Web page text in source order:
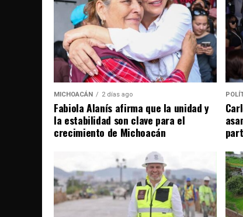
MICHOACÁN 2 días ago
Fabiola Alanís afirma que la unidad y
la estabilidad son clave para el
crecimiento de Michoacán